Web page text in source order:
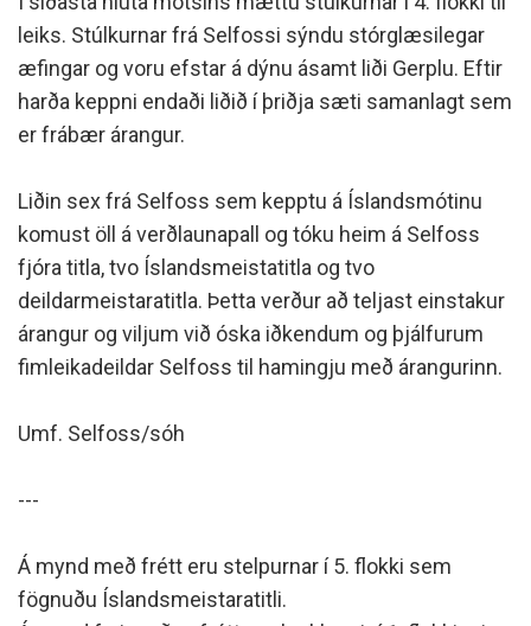
leiks. Stúlkurnar frá Selfossi sýndu stórglæsilegar
æfingar og voru efstar á dýnu ásamt liði Gerplu. Eftir
harða keppni endaði liðið í þriðja sæti samanlagt sem
er frábær árangur.
Liðin sex frá Selfoss sem kepptu á Íslandsmótinu
komust öll á verðlaunapall og tóku heim á Selfoss
fjóra titla, tvo Íslandsmeistatitla og tvo
deildarmeistaratitla. Þetta verður að teljast einstakur
árangur og viljum við óska iðkendum og þjálfurum
fimleikadeildar Selfoss til hamingju með árangurinn.
Umf. Selfoss/sóh
---
Á mynd með frétt eru stelpurnar í 5. flokki sem
fögnuðu Íslandsmeistaratitli.